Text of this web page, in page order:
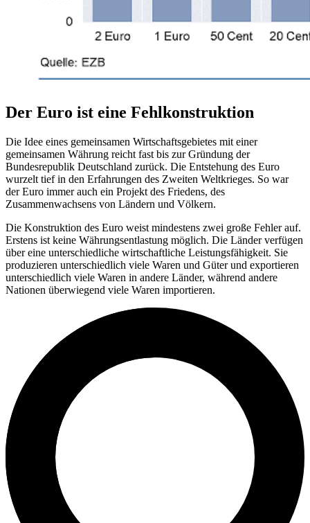
Der Euro ist eine Fehlkonstruktion
Die Idee eines gemeinsamen Wirtschaftsgebietes mit einer
gemeinsamen Währung reicht fast bis zur Gründung der
Bundesrepublik Deutschland zurück. Die Entstehung des Euro
wurzelt tief in den Erfahrungen des Zweiten Weltkrieges. So war
der Euro immer auch ein Projekt des Friedens, des
Zusammenwachsens von Ländern und Völkern.
Die Konstruktion des Euro weist mindestens zwei große Fehler auf.
Erstens ist keine Währungsentlastung möglich. Die Länder verfügen
über eine unterschiedliche wirtschaftliche Leistungsfähigkeit. Sie
produzieren unterschiedlich viele Waren und Güter und exportieren
unterschiedlich viele Waren in andere Länder, während andere
Nationen überwiegend viele Waren importieren.